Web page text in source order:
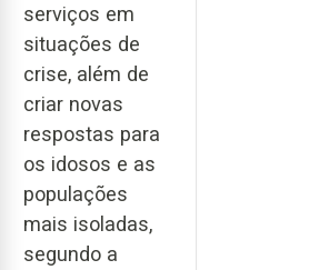
serviços em
situações de
crise, além de
criar novas
respostas para
os idosos e as
populações
mais isoladas,
segundo a